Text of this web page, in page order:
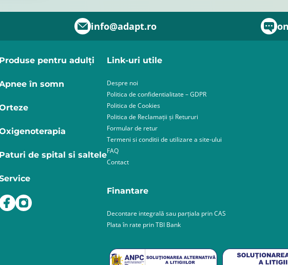
info@adapt.ro
Produse pentru adulţi
în somn
Paturi de spital si saltele
Link-uri utile
Despre noi
Politica de confidentialitate – GDPR
Politica de Cookies
Politica de Reclamații și Retururi
Formular de retur
Termeni si conditii de utilizare a site-ului
FAQ
Contact
Finantare
Decontare integrală sau parțiala prin CAS
Plata în rate prin TBI Bank